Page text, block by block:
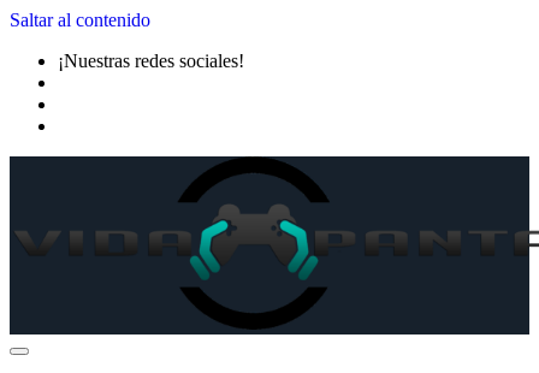
Saltar al contenido
¡Nuestras redes sociales!